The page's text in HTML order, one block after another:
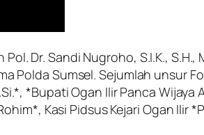
Dr. Sandi Nugroho, S.I.K.,
Polda Sumsel. Sejumlah unsur
*Bupati Ogan Ilir Panca Wijaya
Kasi Pidsus Kejari Ogan Ilir